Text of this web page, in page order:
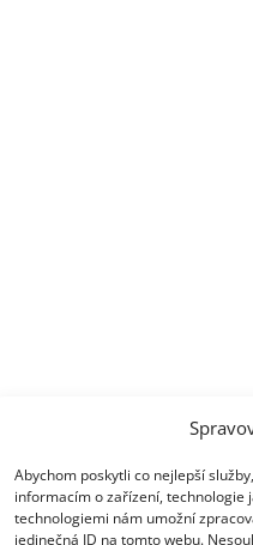
Abychom poskytli co nejlepší
informacím o zařízení, technologie
technologiemi nám umožní
jedinečná ID na tomto webu.